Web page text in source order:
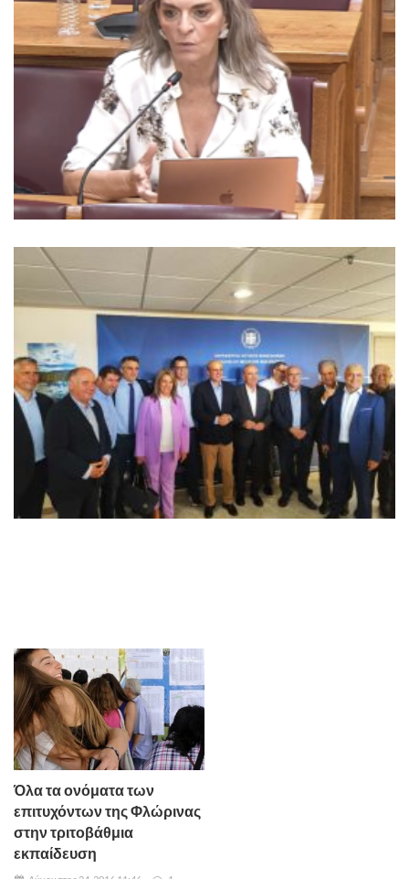
Όλα τα ονόματα των
επιτυχόντων της Φλώρινας
στην τριτοβάθμια
εκπαίδευση